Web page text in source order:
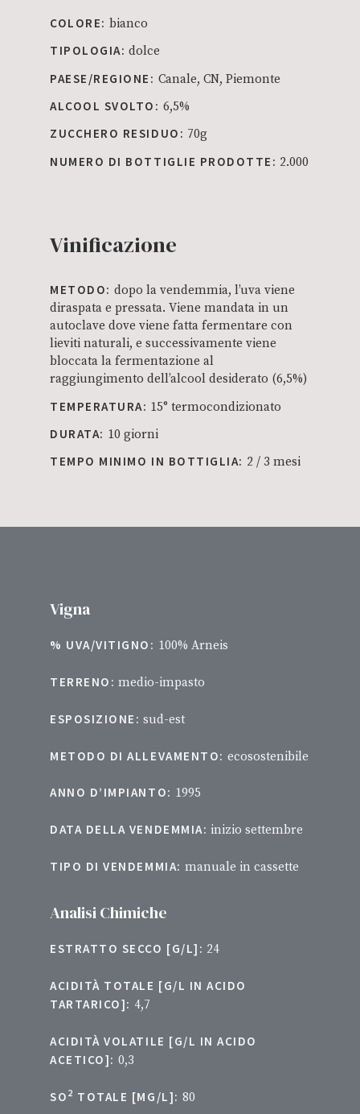
COLORE: bianco
TIPOLOGIA: dolce
PAESE/REGIONE: Canale, CN, Piemonte
ALCOOL SVOLTO: 6,5%
ZUCCHERO RESIDUO: 70g
NUMERO DI BOTTIGLIE PRODOTTE: 2.000
Vinificazione
METODO: dopo la vendemmia, l’uva viene
diraspata e pressata. Viene mandata in un
autoclave dove viene fatta fermentare con
lieviti naturali, e successivamente viene
bloccata la fermentazione al
raggiungimento dell’alcool desiderato (6,5%)
TEMPERATURA: 15° termocondizionato
DURATA: 10 giorni
TEMPO MINIMO IN BOTTIGLIA: 2 / 3 mesi
Vigna
% UVA/VITIGNO: 100% Arneis
TERRENO: medio-impasto
ESPOSIZIONE: sud-est
METODO DI ALLEVAMENTO: ecosostenibile
ANNO D’IMPIANTO: 1995
DATA DELLA VENDEMMIA: inizio settembre
TIPO DI VENDEMMIA: manuale in cassette
Analisi Chimiche
ESTRATTO SECCO [G/L]: 24
ACIDITÀ TOTALE [G/L IN ACIDO
TARTARICO]: 4,7
ACIDITÀ VOLATILE [G/L IN ACIDO
ACETICO]: 0,3
SO 2 TOTALE [MG/L]: 80